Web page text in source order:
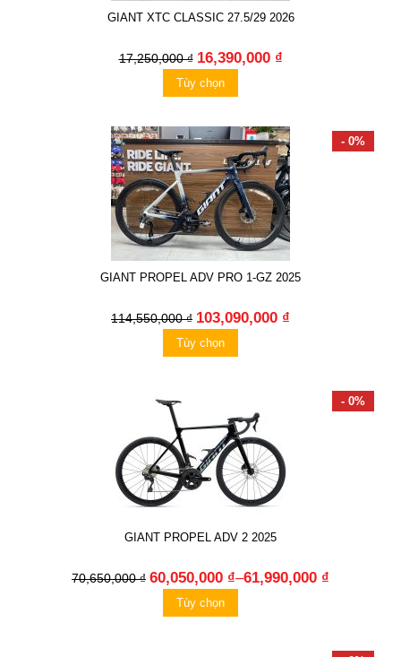
GIANT XTC CLASSIC 27.5/29 2026
17,250,000 ₫ 16,390,000 ₫
Tùy chọn
- 0%
GIANT PROPEL ADV PRO 1-GZ 2025
114,550,000 ₫ 103,090,000 ₫
Tùy chọn
- 0%
GIANT PROPEL ADV 2 2025
70,650,000 ₫ 60,050,000 ₫–61,990,000 ₫
Tùy chọn